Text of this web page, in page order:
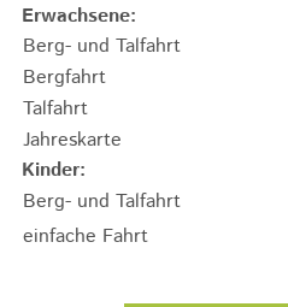
Erwachsene:
Berg- und Talfahrt
Bergfahrt
Talfahrt
Jahreskarte
Kinder:
Berg- und Talfahrt
einfache Fahrt